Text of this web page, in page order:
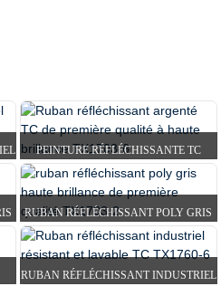
BANDE RÉFLÉCHISSANTE
QUALITÉ SUPÉRIEURE
PEINTURE RÉFLÉCHISSANTE TC
ARGENTÉE DE PREMIÈRE QUALITÉ À
HAUTE BRILLANCE...
RUBAN RÉFLÉCHISSANT POLY GRIS
HAUTE BRILLANCE DE PREMIÈRE
QUALITÉ...
RUBAN RÉFLÉCHISSANT INDUSTRIEL